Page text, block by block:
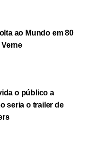
ao Mundo em 80
o público a
seria o trailer de